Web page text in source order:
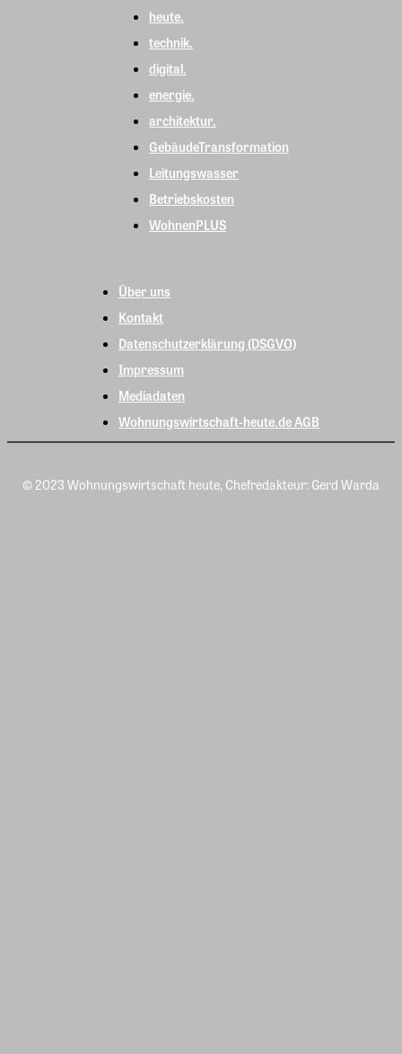
heute.
technik.
digital.
energie.
architektur.
GebäudeTransformation
Leitungswasser
Betriebskosten
WohnenPLUS
Über uns
Kontakt
Datenschutzerklärung (DSGVO)
Impressum
Mediadaten
Wohnungswirtschaft-heute.de AGB
© 2023 Wohnungswirtschaft heute, Chefredakteur: Gerd Warda